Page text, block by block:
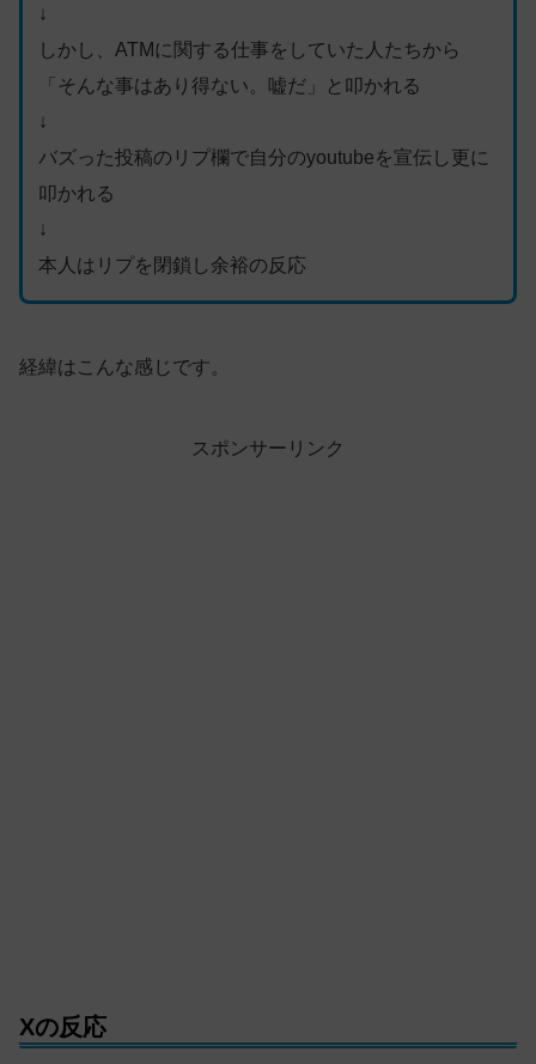
↓
しかし、ATMに関する仕事をしていた人たちから
「そんな事はあり得ない。嘘だ」と叩かれる
↓
バズった投稿のリプ欄で自分のyoutubeを宣伝し更に
叩かれる
↓
本人はリプを閉鎖し余裕の反応
経緯はこんな感じです。
スポンサーリンク
Xの反応